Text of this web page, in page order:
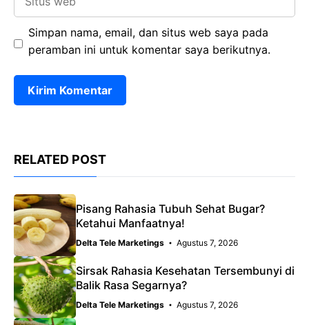
Simpan nama, email, dan situs web saya pada
peramban ini untuk komentar saya berikutnya.
RELATED POST
Pisang Rahasia Tubuh Sehat Bugar?
Ketahui Manfaatnya!
Delta Tele Marketings Agustus 7, 2026
Sirsak Rahasia Kesehatan Tersembunyi di
Balik Rasa Segarnya?
Delta Tele Marketings Agustus 7, 2026